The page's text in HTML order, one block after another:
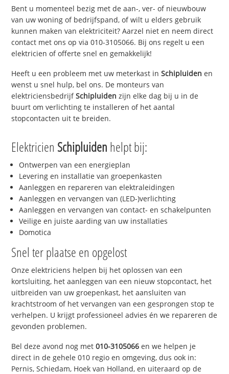
Bent u momenteel bezig met de aan-, ver- of nieuwbouw
van uw woning of bedrijfspand, of wilt u elders gebruik
kunnen maken van elektriciteit? Aarzel niet en neem direct
contact met ons op via 010-3105066. Bij ons regelt u een
elektricien of offerte snel en gemakkelijk!
Heeft u een probleem met uw meterkast inSchipluiden en
wenst u snel hulp, bel ons. De monteurs van
elektriciensbedrijfSchipluiden zijn elke dag bij u in de
buurt om verlichting te installeren of het aantal
stopcontacten uit te breiden.
Elektricien Schipluiden helpt bij:
Ontwerpen van een energieplan
Levering en installatie van groepenkasten
Aanleggen en repareren van elektraleidingen
Aanleggen en vervangen van (LED-)verlichting
Aanleggen en vervangen van contact- en schakelpunten
Veilige en juiste aarding van uw installaties
Domotica
Snel ter plaatse en opgelost
Onze elektriciens helpen bij het oplossen van een
kortsluiting, het aanleggen van een nieuw stopcontact, het
uitbreiden van uw groepenkast, het aansluiten van
krachtstroom of het vervangen van een gesprongen stop te
verhelpen. U krijgt professioneel advies én we repareren de
gevonden problemen.
Bel deze avond nog met010-3105066 en we helpen je
direct in de gehele 010 regio en omgeving, dus ook in:
Pernis, Schiedam, Hoek van Holland, en uiteraard op de